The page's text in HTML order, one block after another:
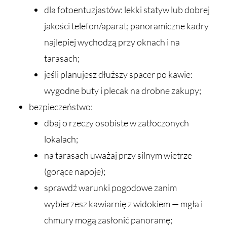
dla fotoentuzjastów: lekki statyw lub dobrej
jakości telefon/aparat; panoramiczne kadry
najlepiej wychodzą przy oknach i na
tarasach;
jeśli planujesz dłuższy spacer po kawie:
wygodne buty i plecak na drobne zakupy;
bezpieczeństwo:
dbaj o rzeczy osobiste w zatłoczonych
lokalach;
na tarasach uważaj przy silnym wietrze
(gorące napoje);
sprawdź warunki pogodowe zanim
wybierzesz kawiarnię z widokiem — mgła i
chmury mogą zasłonić panoramę;